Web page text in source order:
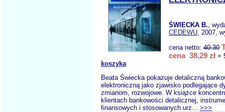
ŚWIECKA B.,
CEDEWU, 2007,
cena netto: 40.30
cena 38,29 zł +
koszyka
Beata Świecka pokazuje detaliczną
elektroniczną jako zjawisko podlegające
zmianom, rozwojowe. W książce
klientach bankowości detalicznej,
finansowych i stosowanych urz... >>>